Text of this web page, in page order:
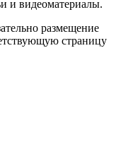
и видеоматериалы.
размещение
страницу